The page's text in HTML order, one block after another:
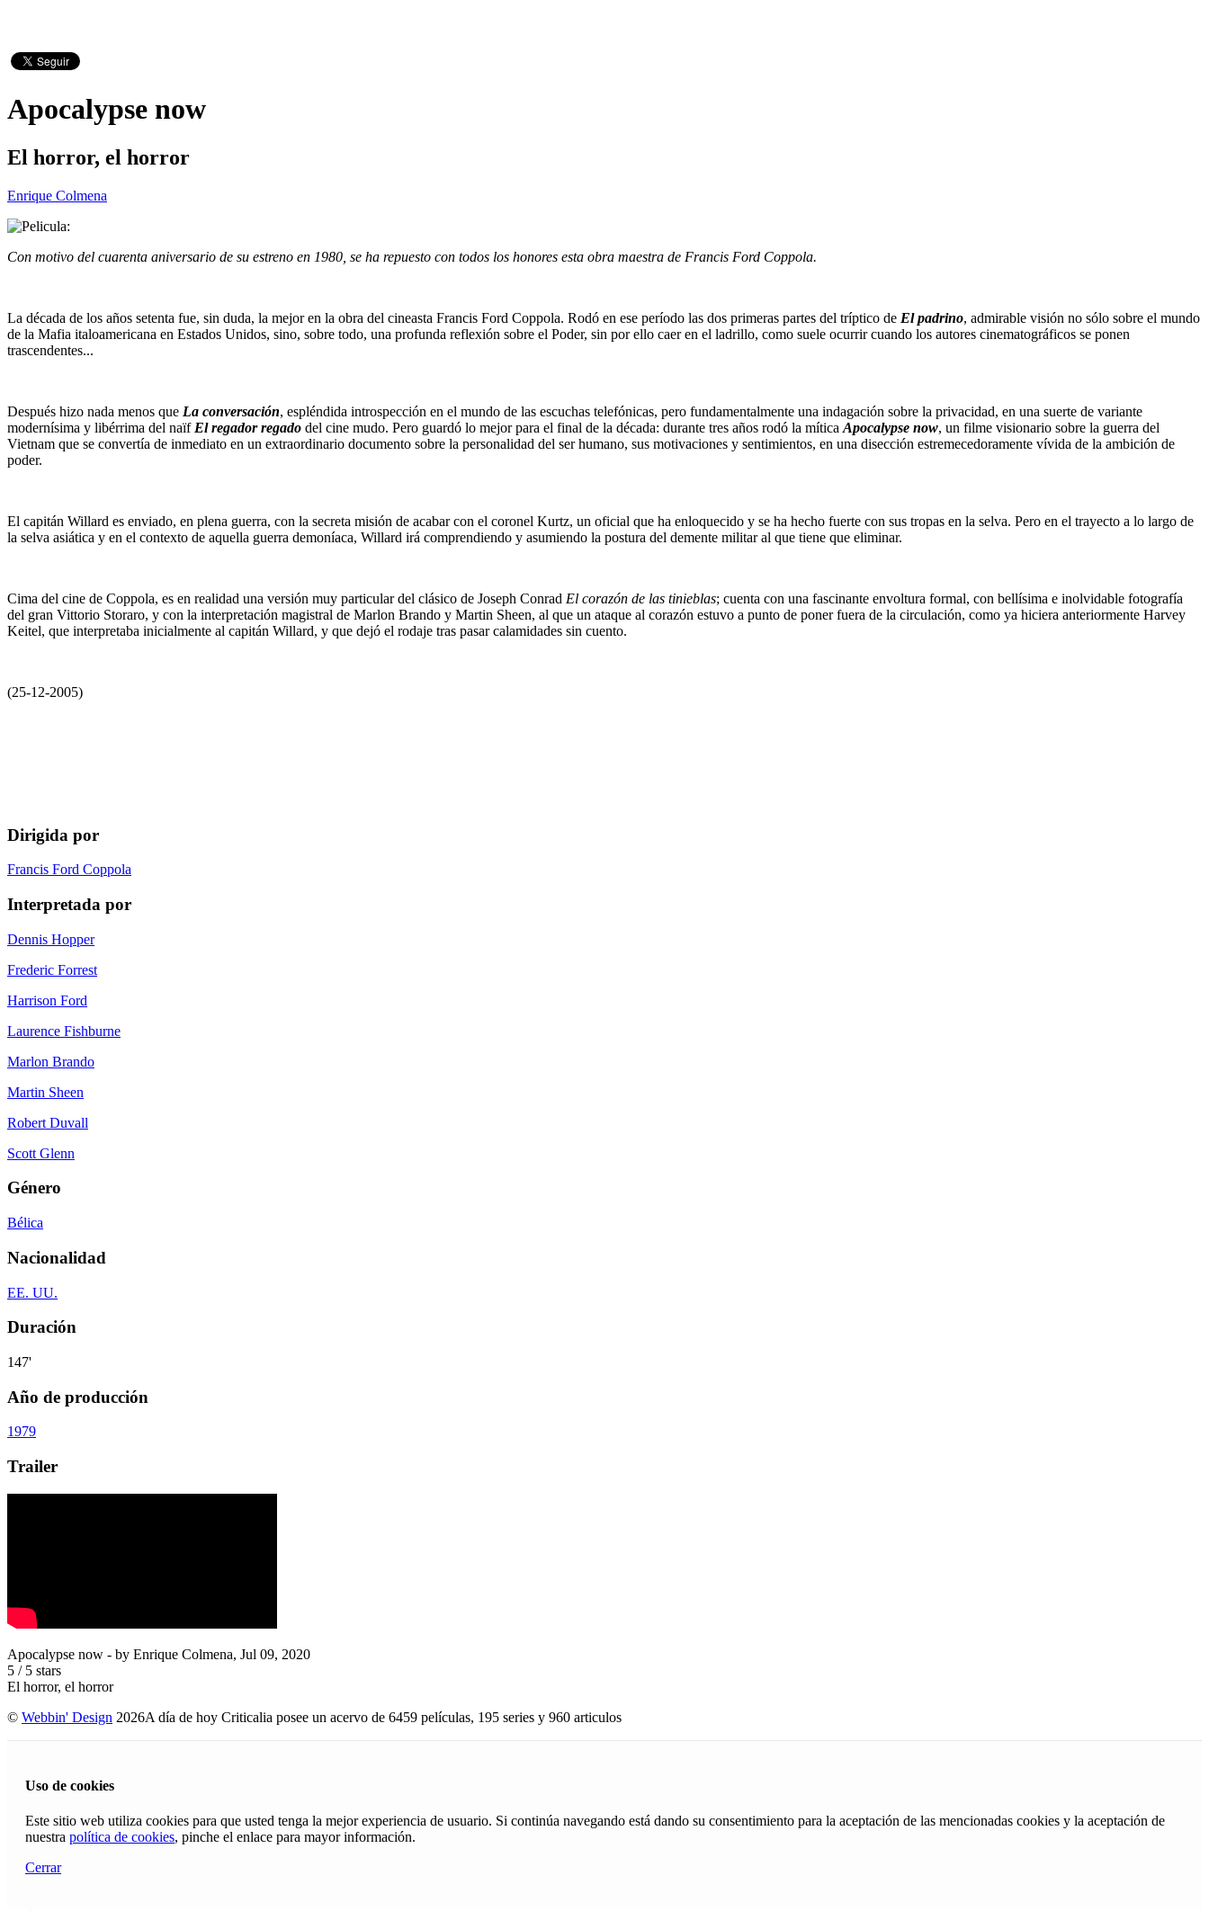
Apocalypse now
El horror, el horror
Enrique Colmena
Con motivo del cuarenta aniversario de su estreno en 1980, se ha repuesto con todos los honores esta obra maestra de Francis Ford Coppola.
La década de los años setenta fue, sin duda, la mejor en la obra del cineasta Francis Ford Coppola. Rodó en ese período las dos primeras partes del tríptico de El padrino, admirable visión no sólo sobre el mundo
de la Mafia italoamericana en Estados Unidos, sino, sobre todo, una profunda reflexión sobre el Poder, sin por ello caer en el ladrillo, como suele ocurrir cuando los autores cinematográficos se ponen
trascendentes...
Después hizo nada menos que La conversación, espléndida introspección en el mundo de las escuchas telefónicas, pero fundamentalmente una indagación sobre la privacidad, en una suerte de variante
modernísima y libérrima del naïf El regador regado del cine mudo. Pero guardó lo mejor para el final de la década: durante tres años rodó la mítica Apocalypse now, un filme visionario sobre la guerra del
Vietnam que se convertía de inmediato en un extraordinario documento sobre la personalidad del ser humano, sus motivaciones y sentimientos, en una disección estremecedoramente vívida de la ambición de
poder.
El capitán Willard es enviado, en plena guerra, con la secreta misión de acabar con el coronel Kurtz, un oficial que ha enloquecido y se ha hecho fuerte con sus tropas en la selva. Pero en el trayecto a lo largo de
la selva asiática y en el contexto de aquella guerra demoníaca, Willard irá comprendiendo y asumiendo la postura del demente militar al que tiene que eliminar.
Cima del cine de Coppola, es en realidad una versión muy particular del clásico de Joseph Conrad El corazón de las tinieblas; cuenta con una fascinante envoltura formal, con bellísima e inolvidable fotografía
del gran Vittorio Storaro, y con la interpretación magistral de Marlon Brando y Martin Sheen, al que un ataque al corazón estuvo a punto de poner fuera de la circulación, como ya hiciera anteriormente Harvey
Keitel, que interpretaba inicialmente al capitán Willard, y que dejó el rodaje tras pasar calamidades sin cuento.
(25-12-2005)
Dirigida por
Francis Ford Coppola
Interpretada por
Dennis Hopper
Frederic Forrest
Harrison Ford
Laurence Fishburne
Marlon Brando
Martin Sheen
Robert Duvall
Scott Glenn
Género
Bélica
Nacionalidad
EE. UU.
Duración
147'
Año de producción
1979
Trailer
Apocalypse now - by Enrique Colmena, Jul 09, 2020
5 / 5 stars
El horror, el horror
© Webbin' Design 2026A día de hoy Criticalia posee un acervo de 6459 películas, 195 series y 960 articulos
Uso de cookies
Este sitio web utiliza cookies para que usted tenga la mejor experiencia de usuario. Si continúa navegando está dando su consentimiento para la aceptación de las mencionadas cookies y la aceptación de
nuestra política de cookies, pinche el enlace para mayor información.
Cerrar